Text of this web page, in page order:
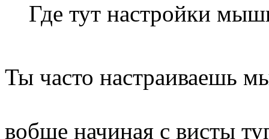
Где тут настройки
Ты часто настраиваешь
вобще начиная с висты